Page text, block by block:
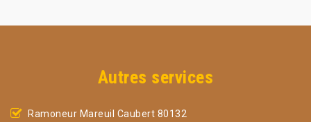
Autres services
Ramoneur Mareuil Caubert 80132